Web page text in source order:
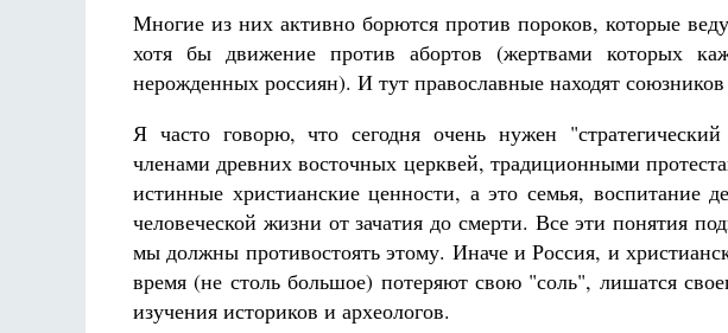
Многие из них активно борются против пороков, которые
хотя бы движение против абортов (жертвами которых
нерожденных россиян). И тут православные находят
Я часто говорю, что сегодня очень нужен
членами древних восточных церквей, традиционными
истинные христианские ценности, а это семья, воспитание
человеческой жизни от зачатия до смерти. Все эти понятия
мы должны противостоять этому. Иначе и Россия, и
время (не столь большое) потеряют свою "соль", лишатся
изучения историков и археологов.